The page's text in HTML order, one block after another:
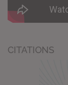
CITATIONS